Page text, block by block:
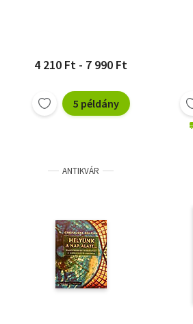
4 210 Ft - 7 990 Ft
5 példány
ANTIKVÁR